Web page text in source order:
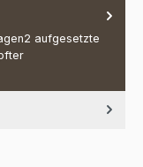
aufgesetzte